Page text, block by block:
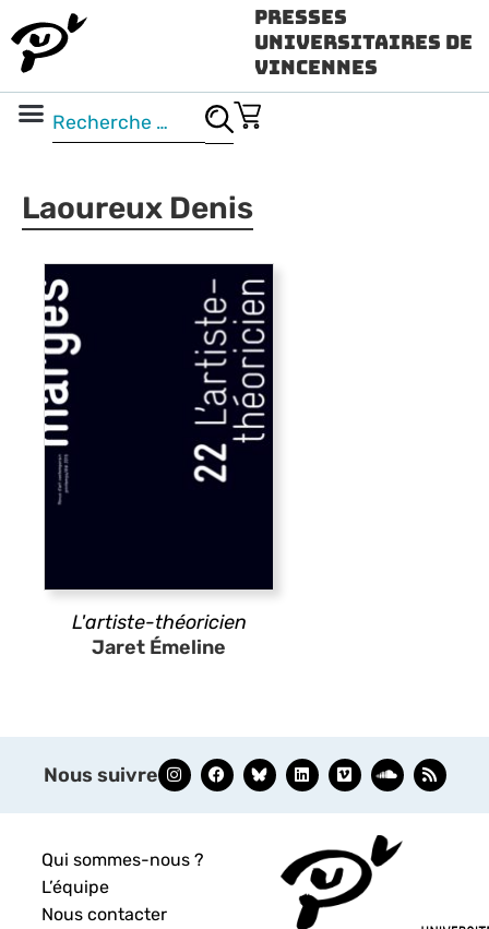
Presses
Universitaires de
Vincennes
Laoureux Denis
L'artiste-théoricien
Jaret Émeline
Nous suivre
Qui sommes-nous ?
L’équipe
Nous contacter